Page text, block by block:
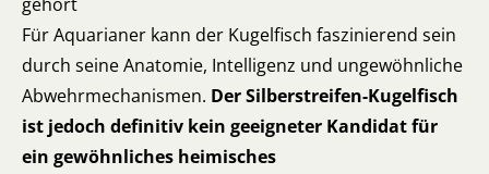
Für Aquarianer kann der Kugelfisch faszinierend sein
durch seine Anatomie, Intelligenz und ungewöhnliche
Abwehrmechanismen. Der Silberstreifen-Kugelfisch
ist jedoch definitiv kein geeigneter Kandidat für
ein gewöhnliches heimisches